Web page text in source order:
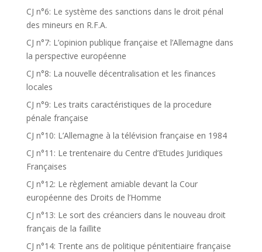
CJ n°6: Le système des sanctions dans le droit pénal
des mineurs en R.F.A.
CJ n°7: L’opinion publique française et l’Allemagne dans
la perspective européenne
CJ n°8: La nouvelle décentralisation et les finances
locales
CJ n°9: Les traits caractéristiques de la procedure
pénale française
CJ n°10: L’Allemagne à la télévision française en 1984
CJ n°11: Le trentenaire du Centre d’Etudes Juridiques
Françaises
CJ n°12: Le règlement amiable devant la Cour
européenne des Droits de l’Homme
CJ n°13: Le sort des créanciers dans le nouveau droit
français de la faillite
CJ n°14: Trente ans de politique pénitentiaire française